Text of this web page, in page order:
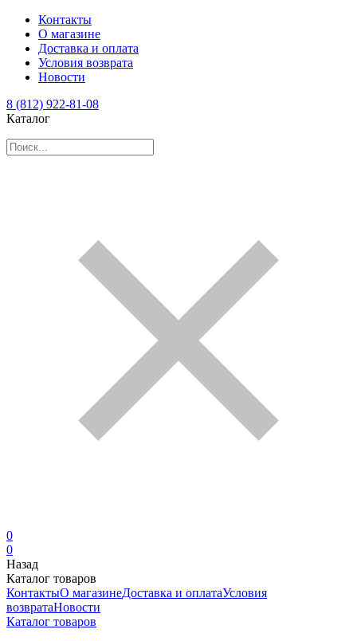
Контакты
О магазине
Доставка и оплата
Условия возврата
Новости
8 (812) 922-81-08
Каталог
0
0
Назад
Каталог товаров
КонтактыО магазинеДоставка и оплатаУсловия
возвратаНовости
Каталог товаров